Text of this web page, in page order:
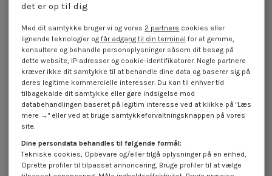
Selvborende skrue forsænket
elforzinket stål
4,25 €inkl. moms
elforzinket stål
4,25 €inkl. moms
det er op til dig
Med dit samtykke bruger vi og vores 2 partnere cookies eller
lignende teknologier ogfår adgang til din terminal for at gemme,
konsultere og behandle personoplysninger såsom dit besøg på
dette website, IP-adresser og cookie-identifikatorer. Nogle partnere
kræver ikke dit samtykke til at behandle dine data og baserer sig på
deres legitime kommercielle interesser. Du kan til enhver tid
tilbagekalde dit samtykke eller gøre indsigelse mod
databehandlingen baseret på legitim interesse ved at klikke på "Læs
mere →" eller ved at bruge samtykkeforvaltningsknappen på vores
site.
Dine persondata behandles til følgende formål:
Tekniske cookies, Opbevare og/eller tilgå oplysninger på en enhed,
Oprette profiler til tilpasset annoncering, Bruge profiler til at vælge